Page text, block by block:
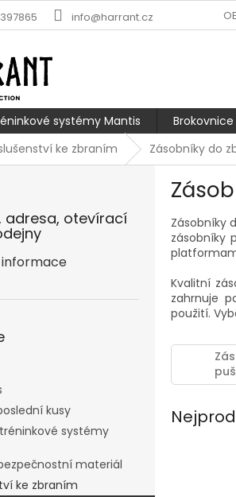
info@harrant.cz
systémy Mantis Brokovnice
ke zbraním Zásobníky do
adresa, otevírací
kusy
systémy
materiál
ke zbraním
Zásobníky
zásobníky
Kvalitní
zahrnuje
použití.